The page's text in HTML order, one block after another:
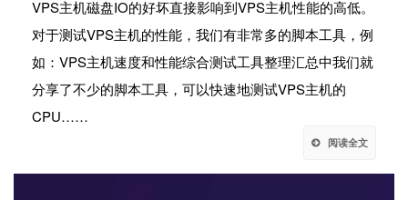
VPS主机磁盘IO的好坏直接影响到VPS主机性能的高低。
对于测试VPS主机的性能，我们有非常多的脚本工具，例
如：VPS主机速度和性能综合测试工具整理汇总中我们就
分享了不少的脚本工具，可以快速地测试VPS主机的
CPU……
阅读全文